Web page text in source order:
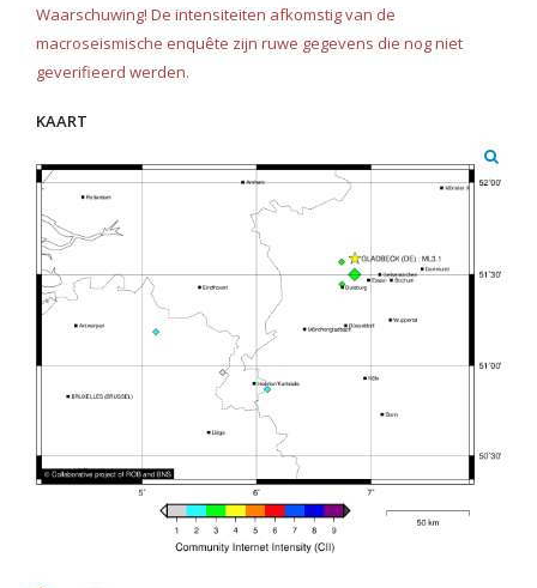
Waarschuwing! De intensiteiten afkomstig van de
macroseismische enquête zijn ruwe gegevens die nog niet
geverifieerd werden.
KAART